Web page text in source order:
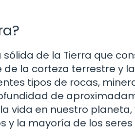
de la Tierra que
de la corteza terrestre y
tipos de rocas,
de
vida en nuestro
y la mayoría de los seres